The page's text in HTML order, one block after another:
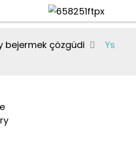
bejermek çözgüdi
Ys